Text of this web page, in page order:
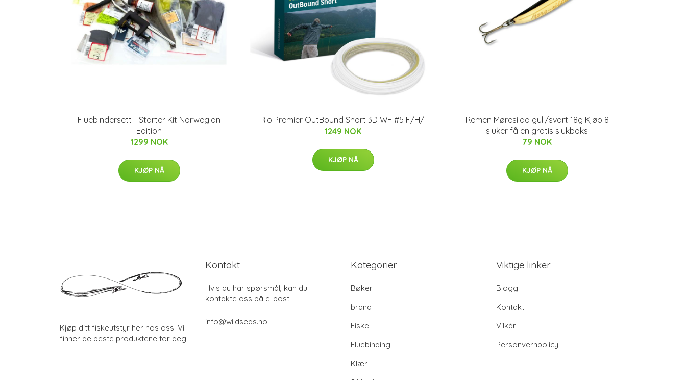
Fluebindersett - Starter Kit Norwegian
Edition
1299 NOK
KJØP NÅ
Rio Premier OutBound Short 3D WF #5 F/H/I
1249 NOK
KJØP NÅ
Remen Møresilda gull/svart 18g Kjøp 8
sluker få en gratis slukboks
79 NOK
KJØP NÅ
Kjøp ditt fiskeutstyr her hos oss. Vi
finner de beste produktene for deg.
Kontakt
Hvis du har spørsmål, kan du
kontakte oss på e-post:
info@wildseas.no
Kategorier
Bøker
brand
Fiske
Fluebinding
Klær
Viktige linker
Blogg
Kontakt
Vilkår
Personvernpolicy